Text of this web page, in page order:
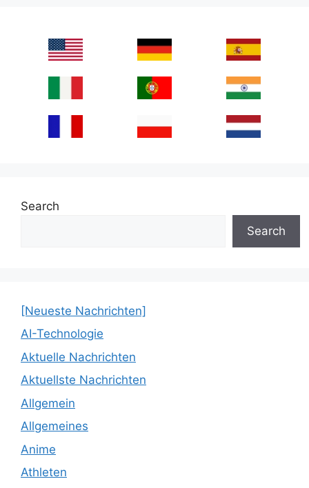
Search
Search
[Neueste Nachrichten]
AI-Technologie
Aktuelle Nachrichten
Aktuellste Nachrichten
Allgemein
Allgemeines
Anime
Athleten